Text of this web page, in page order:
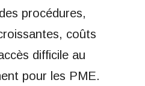
procédures,
coûts
difficile au
pour les PME.